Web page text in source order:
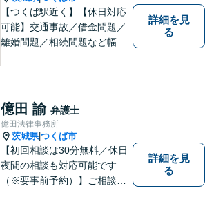
【つくば駅近く】【休日対応
可能】交通事故／借金問題／
離婚問題／相続問題など幅広
み、考え、依頼者様の希望を
実現するために精一杯努力い
たします。お気軽にご相談く
ださい。
詳細を見
る
億田 諭 弁護士
億田法律事務所
茨城県|つくば市
【初回相談は30分無料／休日
夜間の相談も対応可能です
（※要事前予約）】ご相談、
詳細を見
る